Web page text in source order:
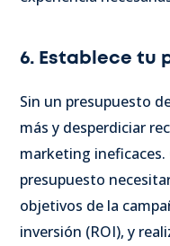
6. Establece tu
Sin un presupuesto
más y desperdiciar
marketing
presupuesto
objetivos de la
inversión (ROI), y